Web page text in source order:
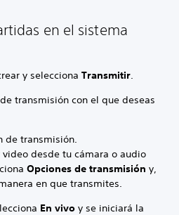
en el sistema
y selecciona Transmitir.
transmisión con el que deseas
de transmisión.
desde tu cámara o audio
Opciones de transmisión y,
en que transmites.
En vivo y se iniciará la